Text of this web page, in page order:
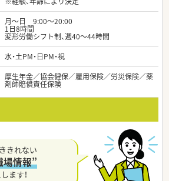
月～日 9:00～20:00
1日8時間
変形労働シフト制、週40～44時間
水・土PM・日PM・祝
厚生年金／協会健保／雇用保険／労災保険／薬
剤師賠償責任保険
きれない
場情報”
ます！